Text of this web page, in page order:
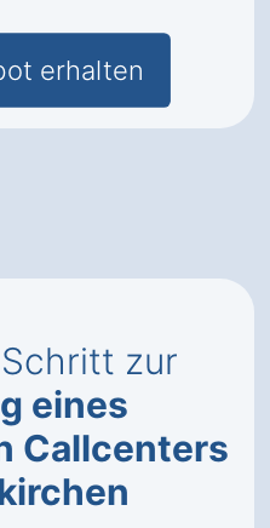
erhalten
zur
eines
Callcenters